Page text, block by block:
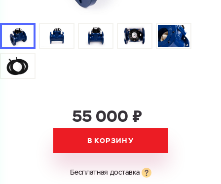
55 000 ₽
В КОРЗИНУ
Бесплатная доставка